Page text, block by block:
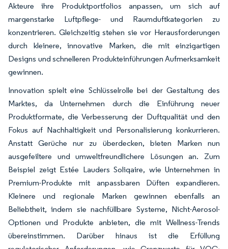
Akteure ihre Produktportfolios anpassen, um sich auf
margenstarke Luftpflege- und Raumduftkategorien zu
konzentrieren. Gleichzeitig stehen sie vor Herausforderungen
durch kleinere, innovative Marken, die mit einzigartigen
Designs und schnelleren Produkteinführungen Aufmerksamkeit
gewinnen.
Innovation spielt eine Schlüsselrolle bei der Gestaltung des
Marktes, da Unternehmen durch die Einführung neuer
Produktformate, die Verbesserung der Duftqualität und den
Fokus auf Nachhaltigkeit und Personalisierung konkurrieren.
Anstatt Gerüche nur zu überdecken, bieten Marken nun
ausgefeiltere und umweltfreundlichere Lösungen an. Zum
Beispiel zeigt Estée Lauders Soliqaire, wie Unternehmen in
Premium-Produkte mit anpassbaren Düften expandieren.
Kleinere und regionale Marken gewinnen ebenfalls an
Beliebtheit, indem sie nachfüllbare Systeme, Nicht-Aerosol-
Optionen und Produkte anbieten, die mit Wellness-Trends
übereinstimmen. Darüber hinaus ist die Erfüllung